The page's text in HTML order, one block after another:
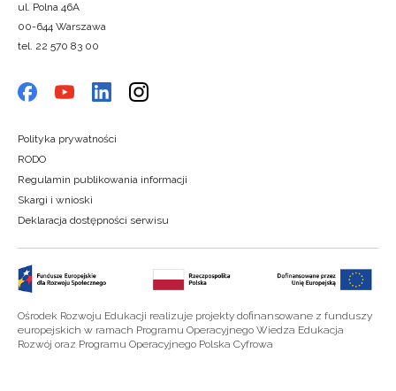
ul. Polna 46A
00-644 Warszawa
tel. 22 570 83 00
Polityka prywatności
RODO
Regulamin publikowania informacji
Skargi i wnioski
Deklaracja dostępności serwisu
Ośrodek Rozwoju Edukacji realizuje projekty dofinansowane z funduszy
europejskich w ramach Programu Operacyjnego Wiedza Edukacja
Rozwój oraz Programu Operacyjnego Polska Cyfrowa